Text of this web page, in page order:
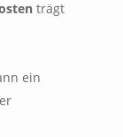
trägt
ein